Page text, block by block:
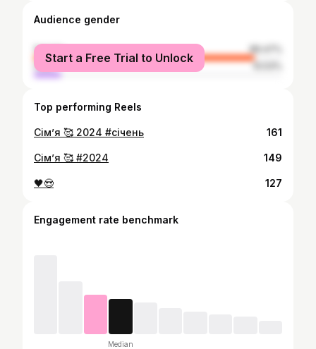
Audience gender
female
89.47%
male
10.53%
Start a Free Trial to Unlock
Top performing Reels
Сімʼя 🥰 2024 #січень 161
Сімʼя 🥰 #2024 149
🖤😍 127
Engagement rate benchmark
Median